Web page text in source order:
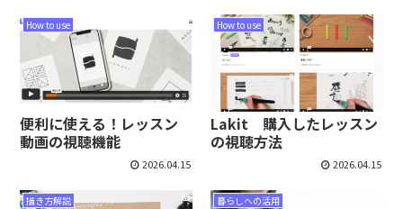
How to use
便利に使える！レッスン
動画の視聴機能
2026.04.15
How to use
Lakit 購入したレッスン
の視聴方法
2026.04.15
描き方解説 暮らしへの活用